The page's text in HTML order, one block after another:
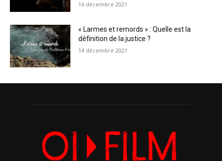
16 décembre 2021
« Larmes et remords » : Quelle est la
définition de la justice ?
14 décembre 2021